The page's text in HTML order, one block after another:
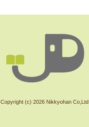
Copyright (c) 2026 Nikkyohan Co,Ltd.